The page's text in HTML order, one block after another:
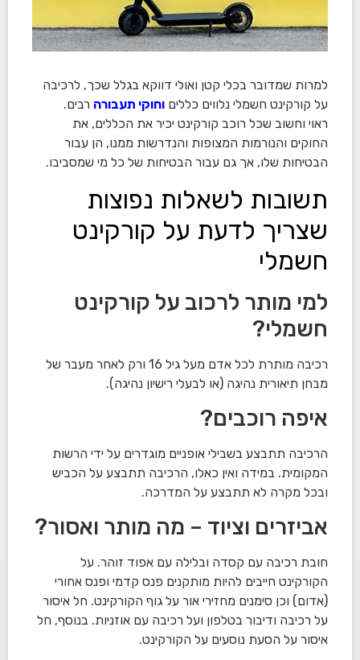
למרות שמדובר בכלי קטן ואולי דווקא בגלל שכך, לרכיבה
על קורקינט חשמלי נלווים כללים וחוקי תעבורה רבים.
ראוי וחשוב שכל רוכב קורקינט יכיר את הכללים, את
החוקים והנורמות המצופות והנדרשות ממנו, הן עבור
הבטיחות שלו, אך גם עבור הבטיחות של כל מי שמסביבו.
תשובות לשאלות נפוצות
שצריך לדעת על קורקינט
חשמלי
למי מותר לרכוב על קורקינט
חשמלי?
רכיבה מותרת לכל אדם מעל גיל 16 ורק לאחר מעבר של
מבחן תיאורית נהיגה (או לבעלי רישיון נהיגה).
איפה רוכבים?
הרכיבה תתבצע בשבילי אופניים מוגדרים על ידי הרשות
המקומית. במידה ואין כאלו, הרכיבה תתבצע על הכביש
ובכל מקרה לא תתבצע על המדרכה.
אביזרים וציוד – מה מותר ואסור?
חובת רכיבה עם קסדה ובלילה עם אפוד זוהר. על
הקורקינט חייבים להיות מותקנים פנס קדמי ופנס אחורי
(אדום) וכן סימנים מחזירי אור על גוף הקורקינט. חל איסור
על רכיבה ודיבור בטלפון ועל רכיבה עם אוזניות. בנוסף, חל
איסור על הסעת נוסעים על הקורקינט.